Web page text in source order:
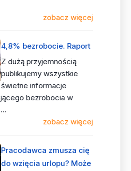
zobacz więcej
4,8% bezrobocie. Raport
Z dużą przyjemnością
publikujemy wszystkie
świetne informacje
bezrobocia w
zobacz więcej
Pracodawca zmusza cię
do wzięcia urlopu? Może